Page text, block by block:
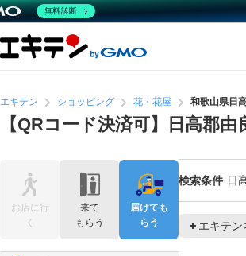
エキテン ショッピング 花・花屋 和歌山県日
【QRコード決済可】日高郡
検索条件 日
エキテン
お店に行
く
来て
もらう
届けても
らう
無料診断